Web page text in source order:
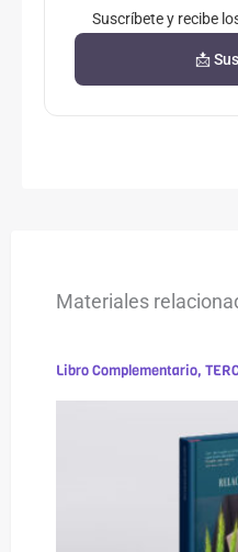
Suscríbete y recibe
📩
Materiales
Libro Complementario,